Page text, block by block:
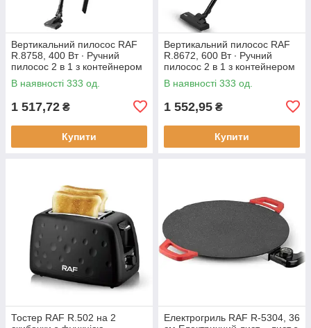
Вертикальний пилосос RAF
R.8758, 400 Вт ∙ Ручний
пилосос 2 в 1 з контейнером
В наявності 333 од.
1 517,72 ₴
Купити
Вертикальний пилосос RAF
R.8672, 600 Вт ∙ Ручний
пилосос 2 в 1 з контейнером
В наявності 333 од.
1 552,95 ₴
Купити
Тостер RAF R.502 на 2
Електрогриль RAF R-5304, 36